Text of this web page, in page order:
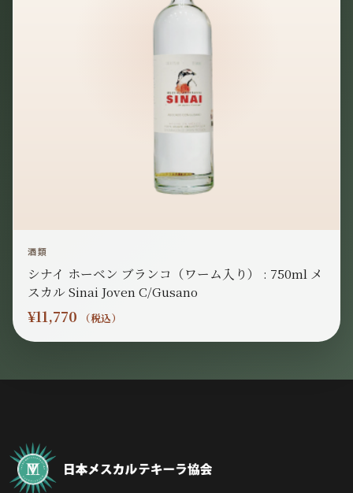
酒類
シナイ ホーベン ブランコ（ワーム入り） : 750ml メ
スカル Sinai Joven C/Gusano
¥11,770 （税込）